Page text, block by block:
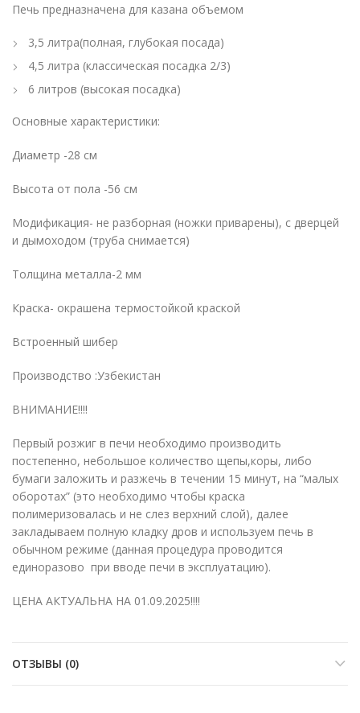
Печь предназначена для казана объемом
3,5 литра(полная, глубокая посада)
4,5 литра (классическая посадка 2/3)
6 литров (высокая посадка)
Основные характеристики:
Диаметр -28 см
Высота от пола -56 см
Модификация- не разборная (ножки приварены), с дверцей
и дымоходом (труба снимается)
Толщина металла-2 мм
Краска- окрашена термостойкой краской
Встроенный шибер
Производство :Узбекистан
ВНИМАНИЕ!!!!
Первый розжиг в печи необходимо производить
постепенно, небольшое количество щепы,коры, либо
бумаги заложить и разжечь в течении 15 минут, на “малых
оборотах” (это необходимо чтобы краска
полимеризовалась и не слез верхний слой), далее
закладываем полную кладку дров и используем печь в
обычном режиме (данная процедура проводится
единоразово при вводе печи в эксплуатацию).
ЦЕНА АКТУАЛЬНА НА 01.09.2025!!!!
ОТЗЫВЫ (0)